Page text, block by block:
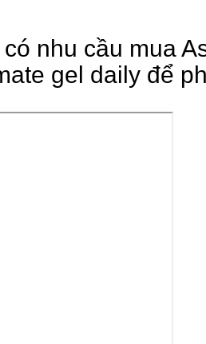
nhu cầu mua
gel daily để